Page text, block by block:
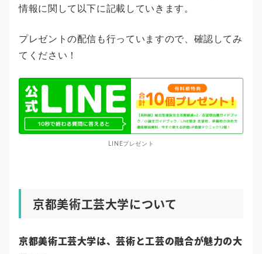
情報に関して以下に記載していきます。
プレゼントの配信も行っていますので、確認してみ
てください！
LINEプレゼント
京都美術工芸大学について
京都美術工芸大学は、芸術と工芸の融合が魅力の大